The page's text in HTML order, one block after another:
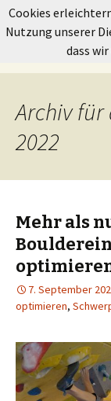
Springe
Archiv für
2022
Mehr als
7. September
optimieren,
Cookies
Nutzung unserer
dass